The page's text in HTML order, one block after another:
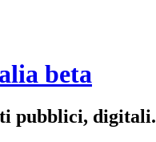
beta
pubblici, digitali.